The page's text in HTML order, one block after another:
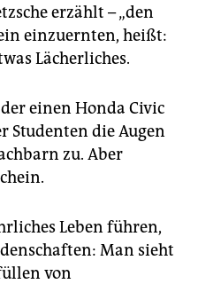
erzählt – „den
einzuernten, heißt:
Lächerliches.
einen Honda Civic
Studenten die Augen
zu. Aber
Leben führen,
Man sieht
von